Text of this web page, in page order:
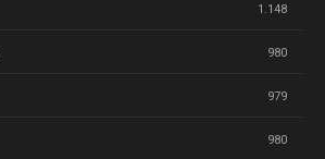
1.148
980
979
980